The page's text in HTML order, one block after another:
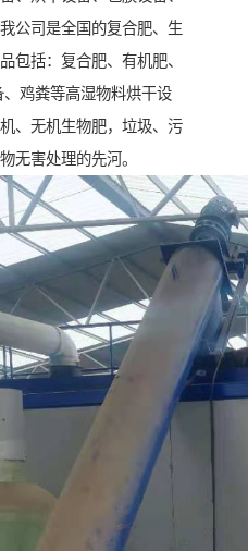
公司是全国的复合肥、生
包括：复合肥、有机肥、
鸡粪等高湿物料烘干设
、无机生物肥，垃圾、污
无害处理的先河。